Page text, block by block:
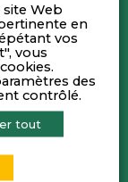
de
Web
en
vos
vous
des
contrôlé.
tout